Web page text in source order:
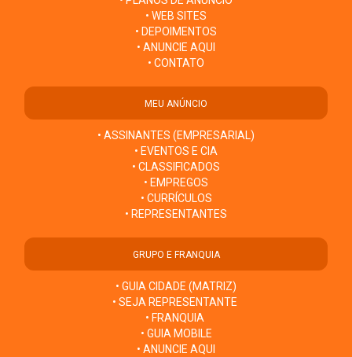
• WEB SITES
• DEPOIMENTOS
• ANUNCIE AQUI
• CONTATO
MEU ANÚNCIO
• ASSINANTES (EMPRESARIAL)
• EVENTOS E CIA
• CLASSIFICADOS
• EMPREGOS
• CURRÍCULOS
• REPRESENTANTES
GRUPO E FRANQUIA
• GUIA CIDADE (MATRIZ)
• SEJA REPRESENTANTE
• FRANQUIA
• GUIA MOBILE
• ANUNCIE AQUI